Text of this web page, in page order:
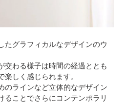
たグラフィカルなデザインのウ
交わる様子は時間の経過ととも
しく感じられます。
のラインなど立体的なデザイン
ることでさらにコンテンポラリ